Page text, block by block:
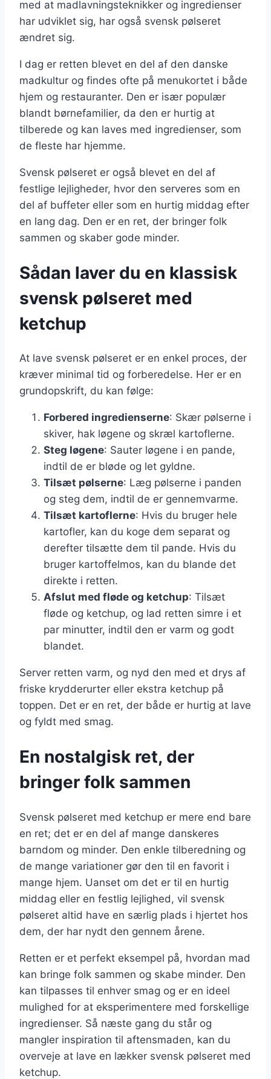
med at madlavningsteknikker og ingredienser
har udviklet sig, har også svensk pølseret
ændret sig.
I dag er retten blevet en del af den danske
madkultur og findes ofte på menukortet i både
hjem og restauranter. Den er især populær
blandt børnefamilier, da den er hurtig at
tilberede og kan laves med ingredienser, som
de fleste har hjemme.
Svensk pølseret er også blevet en del af
festlige lejligheder, hvor den serveres som en
del af buffeter eller som en hurtig middag efter
en lang dag. Den er en ret, der bringer folk
sammen og skaber gode minder.
Sådan laver du en klassisk
svensk pølseret med
ketchup
At lave svensk pølseret er en enkel proces, der
kræver minimal tid og forberedelse. Her er en
grundopskrift, du kan følge:
Forbered ingredienserne: Skær pølserne i
skiver, hak løgene og skræl kartoflerne.
Steg løgene: Sauter løgene i en pande,
indtil de er bløde og let gyldne.
Tilsæt pølserne: Læg pølserne i panden
og steg dem, indtil de er gennemvarme.
Tilsæt kartoflerne: Hvis du bruger hele
kartofler, kan du koge dem separat og
derefter tilsætte dem til pande. Hvis du
bruger kartoffelmos, kan du blande det
direkte i retten.
Afslut med fløde og ketchup: Tilsæt
fløde og ketchup, og lad retten simre i et
par minutter, indtil den er varm og godt
blandet.
Server retten varm, og nyd den med et drys af
friske krydderurter eller ekstra ketchup på
toppen. Det er en ret, der både er hurtig at lave
og fyldt med smag.
En nostalgisk ret, der
bringer folk sammen
Svensk pølseret med ketchup er mere end bare
en ret; det er en del af mange danskeres
barndom og minder. Den enkle tilberedning og
de mange variationer gør den til en favorit i
mange hjem. Uanset om det er til en hurtig
middag eller en festlig lejlighed, vil svensk
pølseret altid have en særlig plads i hjertet hos
dem, der har nydt den gennem årene.
Retten er et perfekt eksempel på, hvordan mad
kan bringe folk sammen og skabe minder. Den
kan tilpasses til enhver smag og er en ideel
mulighed for at eksperimentere med forskellige
ingredienser. Så næste gang du står og
mangler inspiration til aftensmaden, kan du
overveje at lave en lækker svensk pølseret med
ketchup.